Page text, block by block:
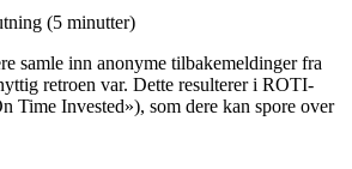
(5 minutter)
samle inn anonyme tilbakemeldinger fra
retroen var. Dette resulterer i ROTI-
Time Invested»), som dere kan spore over